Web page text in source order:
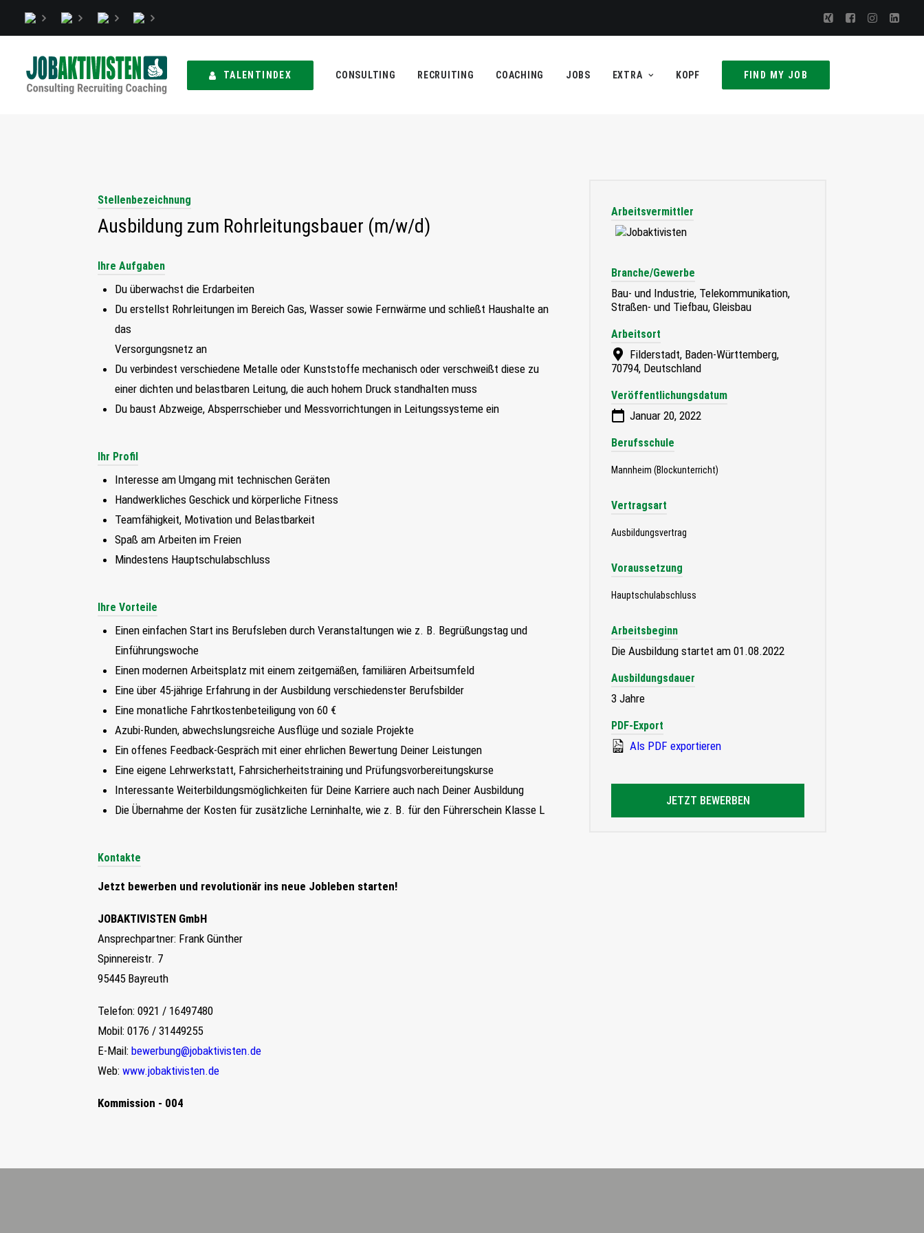
TALENTINDEX CONSULTING RECRUITING COACHING JOBS EXTRA KOPF FIND MY JOB
Stellenbezeichnung
Ausbildung zum Rohrleitungsbauer (m/w/d)
Ihre Aufgaben
Du überwachst die Erdarbeiten
Du erstellst Rohrleitungen im Bereich Gas, Wasser sowie Fernwärme und schließt Haushalte an
das
Versorgungsnetz an
Du verbindest verschiedene Metalle oder Kunststoffe mechanisch oder verschweißt diese zu
einer dichten und belastbaren Leitung, die auch hohem Druck standhalten muss
Du baust Abzweige, Absperrschieber und Messvorrichtungen in Leitungssysteme ein
Ihr Profil
Interesse am Umgang mit technischen Geräten
Handwerkliches Geschick und körperliche Fitness
Teamfähigkeit, Motivation und Belastbarkeit
Spaß am Arbeiten im Freien
Mindestens Hauptschulabschluss
Ihre Vorteile
Einen einfachen Start ins Berufsleben durch Veranstaltungen wie z. B. Begrüßungstag und
Einführungswoche
Einen modernen Arbeitsplatz mit einem zeitgemäßen, familiären Arbeitsumfeld
Eine über 45-jährige Erfahrung in der Ausbildung verschiedenster Berufsbilder
Eine monatliche Fahrtkostenbeteiligung von 60 €
Azubi-Runden, abwechslungsreiche Ausflüge und soziale Projekte
Ein offenes Feedback-Gespräch mit einer ehrlichen Bewertung Deiner Leistungen
Eine eigene Lehrwerkstatt, Fahrsicherheitstraining und Prüfungsvorbereitungskurse
Interessante Weiterbildungsmöglichkeiten für Deine Karriere auch nach Deiner Ausbildung
Die Übernahme der Kosten für zusätzliche Lerninhalte, wie z. B. für den Führerschein Klasse L
Kontakte
Jetzt bewerben und revolutionär ins neue Jobleben starten!
JOBAKTIVISTEN GmbH
Ansprechpartner: Frank Günther
Spinnereistr. 7
95445 Bayreuth
Telefon: 0921 / 16497480
Mobil: 0176 / 31449255
E-Mail: bewerbung@jobaktivisten.de
Web: www.jobaktivisten.de
Kommission - 004
Arbeitsvermittler
Branche/Gewerbe
Bau- und Industrie, Telekommunikation,
Straßen- und Tiefbau, Gleisbau
Arbeitsort
Filderstadt, Baden-Württemberg,
70794, Deutschland
Veröffentlichungsdatum
Januar 20, 2022
Berufsschule
Mannheim (Blockunterricht)
Vertragsart
Ausbildungsvertrag
Voraussetzung
Hauptschulabschluss
Arbeitsbeginn
Die Ausbildung startet am 01.08.2022
Ausbildungsdauer
3 Jahre
PDF-Export
Als PDF exportieren
JETZT BEWERBEN